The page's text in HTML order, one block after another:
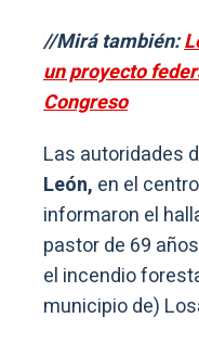
//Mirá también:
un proyecto
Congreso
Las autoridades
León, en el
informaron el
pastor de 69
el incendio
municipio de)